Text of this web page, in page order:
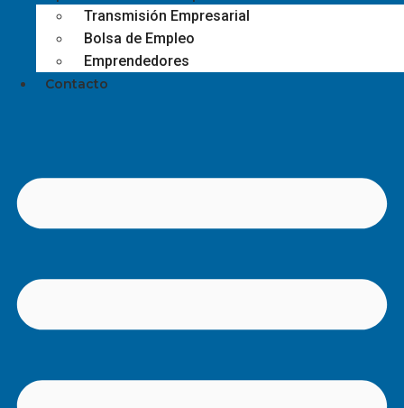
Transmisión Empresarial
Bolsa de Empleo
Emprendedores
Contacto